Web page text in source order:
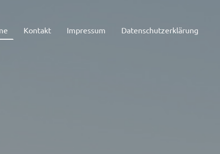
Kontakt Impressum Datenschutzerklärung